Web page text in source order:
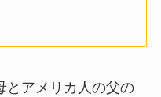
とアメリカ人の父の